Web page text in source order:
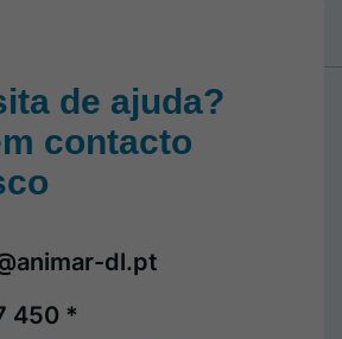
de ajuda?
contacto
450 *
dl.pt